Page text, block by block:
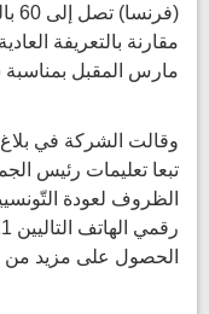
مارس المقبل
وقالت الشركة في
تبعا تعليمات رئيس
الظروف لعودة
الحصول على مزيد من